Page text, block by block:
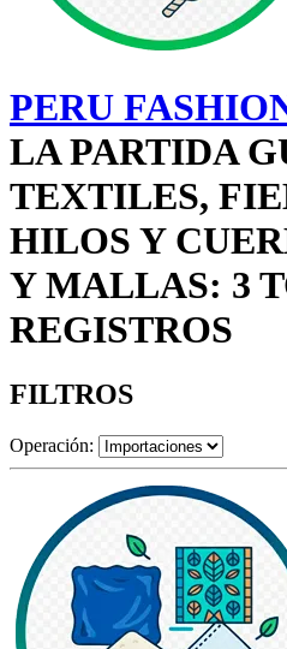
PERU
LA PARTIDA
TEXTILES,
HILOS Y
Y MALLAS: 3
REGISTROS
FILTROS
Operación: